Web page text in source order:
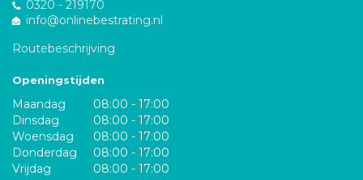
0320 - 219170
info@onlinebestrating.nl
Routebeschrijving
Openingstijden
Maandag
08:00 - 17:00
Dinsdag
08:00 - 17:00
Woensdag
08:00 - 17:00
Donderdag
08:00 - 17:00
Vrijdag
08:00 - 17:00